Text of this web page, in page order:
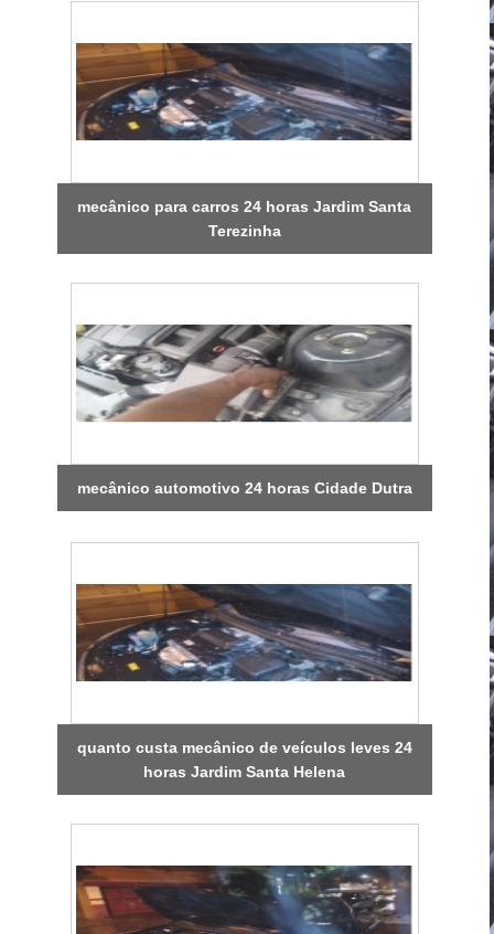
mecânico para carros 24 horas Jardim Santa
Terezinha
mecânico automotivo 24 horas Cidade Dutra
quanto custa mecânico de veículos leves 24
horas Jardim Santa Helena